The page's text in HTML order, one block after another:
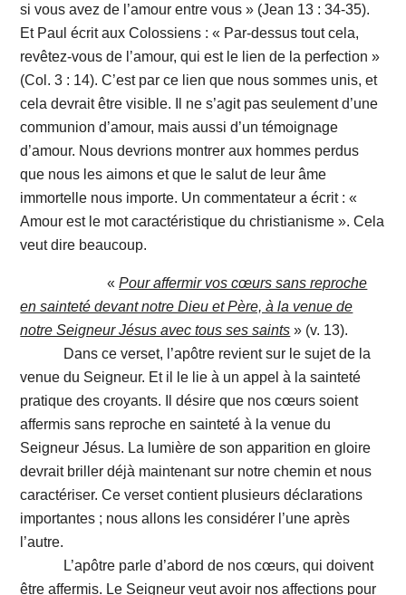
si vous avez de l’amour entre vous » (Jean 13 : 34-35).
Et Paul écrit aux Colossiens : « Par-dessus tout cela,
revêtez-vous de l’amour, qui est le lien de la perfection »
(Col. 3 : 14). C’est par ce lien que nous sommes unis, et
cela devrait être visible. Il ne s’agit pas seulement d’une
communion d’amour, mais aussi d’un témoignage
d’amour. Nous devrions montrer aux hommes perdus
que nous les aimons et que le salut de leur âme
immortelle nous importe. Un commentateur a écrit : «
Amour est le mot caractéristique du christianisme ». Cela
veut dire beaucoup.
«Pour affermir vos cœurs sans reproche
en sainteté devant notre Dieu et Père, à la venue de
notre Seigneur Jésus avec tous ses saints » (v. 13).
Dans ce verset, l’apôtre revient sur le sujet de la
venue du Seigneur. Et il le lie à un appel à la sainteté
pratique des croyants. Il désire que nos cœurs soient
affermis sans reproche en sainteté à la venue du
Seigneur Jésus. La lumière de son apparition en gloire
devrait briller déjà maintenant sur notre chemin et nous
caractériser. Ce verset contient plusieurs déclarations
importantes ; nous allons les considérer l’une après
l’autre.
L’apôtre parle d’abord de nos cœurs, qui doivent
être affermis. Le Seigneur veut avoir nos affections pour